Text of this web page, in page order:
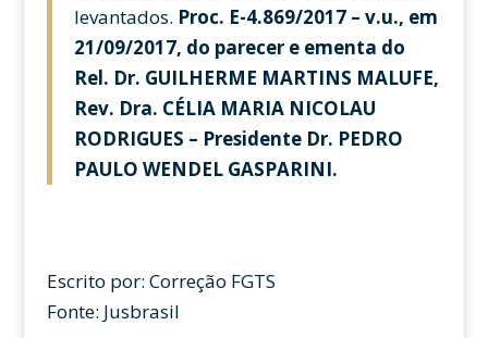
levantados. Proc. E-4.869/2017 – v.u., em
21/09/2017, do parecer e ementa do
Rel. Dr. GUILHERME MARTINS MALUFE,
Rev. Dra. CÉLIA MARIA NICOLAU
RODRIGUES – Presidente Dr. PEDRO
PAULO WENDEL GASPARINI.
Escrito por: Correção FGTS
Fonte: Jusbrasil